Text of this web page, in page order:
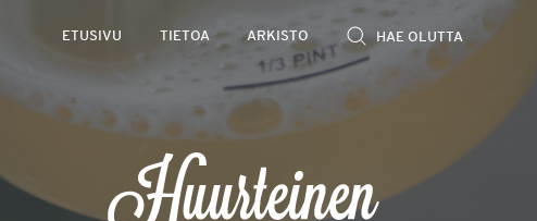
ETUSIVU TIETOA ARKISTO